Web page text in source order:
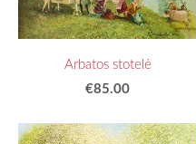
Arbatos stotelė
€85.00